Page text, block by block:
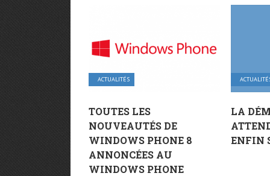
ACTUALITÉS
TOUTES LES
NOUVEAUTÉS DE
WINDOWS PHONE 8
ANNONCÉES AU
WINDOWS PHONE
LA
ENFIN